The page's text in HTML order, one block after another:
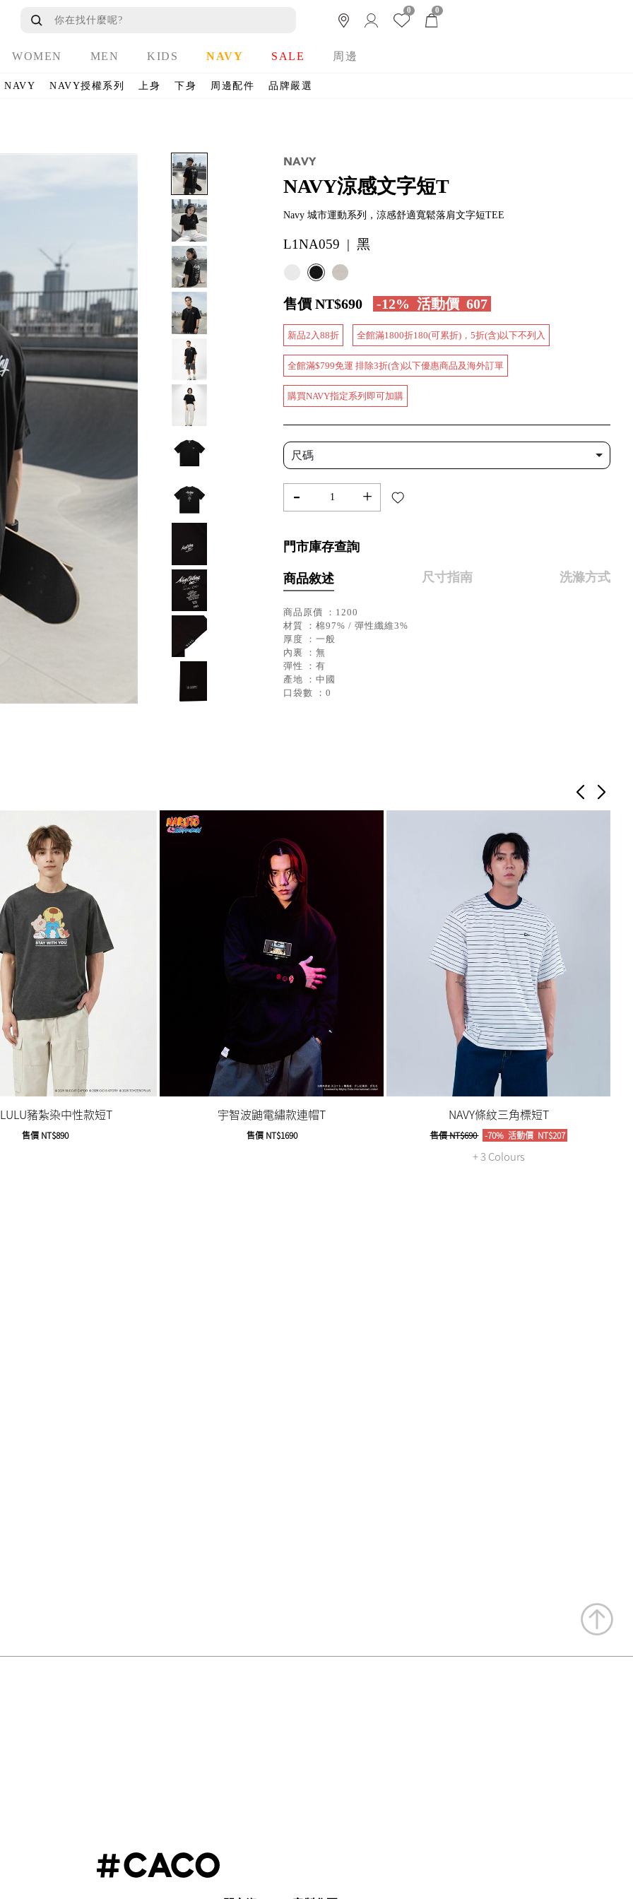
0 0
WOMEN MEN KIDS NAVY SALE 周邊
NAVY NAVY授權系列 上身 下身 周邊配件 品牌嚴選
NAVY涼感文字短T
Navy 城市運動系列，涼感舒適寬鬆落肩文字短TEE
L1NA059 | 黑
售價 NT$690 -12% 活動價 607
新品2入88折 全館滿1800折180(可累折)，5折(含)以下不列入
全館滿$799免運 排除3折(含)以下優惠商品及海外訂單
購買NAVY指定系列即可加購
尺碼
- +
門市庫存查詢
商品敘述 尺寸指南 洗滌方式
商品原價 ：1200
材質 ：棉97% / 彈性纖維3%
厚度 ：一般
內裏 ：無
彈性 ：有
產地 ：中國
口袋數 ：0
豬紮染中性款短T
售價NT$890
宇智波鼬電繡款連帽T
售價NT$1690
NAVY條紋三角標短T
售價NT$690 -70% 活動價NT$207
+ 3 Colours